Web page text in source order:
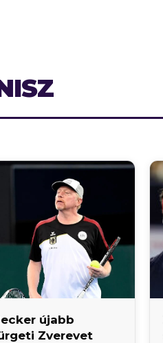
újabb
Zverevet